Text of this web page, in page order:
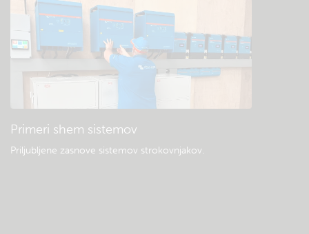
Primeri shem sistemov
Priljubljene zasnove sistemov strokovnjakov.